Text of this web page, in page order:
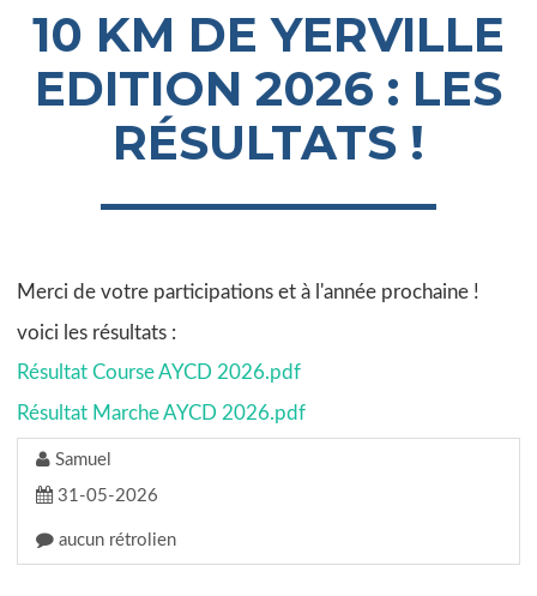
10 KM DE YERVILLE
EDITION 2026 : LES
RÉSULTATS !
Merci de votre participations et à l'année prochaine !
voici les résultats :
Résultat Course AYCD 2026.pdf
Résultat Marche AYCD 2026.pdf
Samuel
31-05-2026
aucun rétrolien